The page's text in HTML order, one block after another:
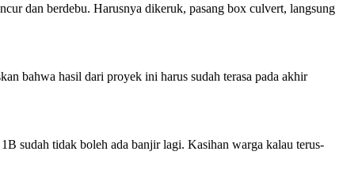
dan berdebu. Harusnya dikeruk, pasang box culvert, langsung
bahwa hasil dari proyek ini harus sudah terasa pada akhir
sudah tidak boleh ada banjir lagi. Kasihan warga kalau terus-